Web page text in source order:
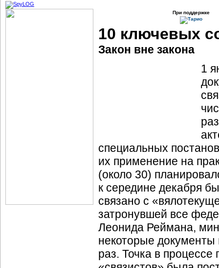
При поддержке
10 ключевых
Закон вне закона
1
специальных
их применение на
(около 30)
к середине декабря
связано с
затронувшей все
Леонида Реймана,
некоторые документы
раз. Точка в